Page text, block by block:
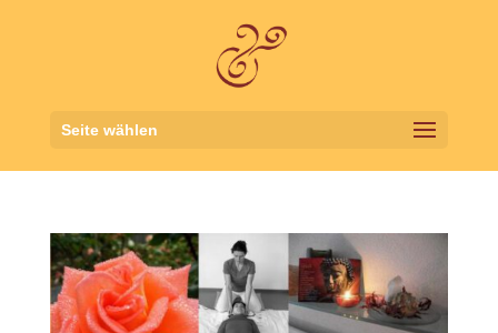
Seite wählen